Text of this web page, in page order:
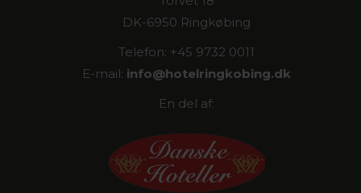
DK-6950 Ringkøbing
Telefon: +45 9732 0011
E-mail: info@hotelringkobing.dk
En del af: